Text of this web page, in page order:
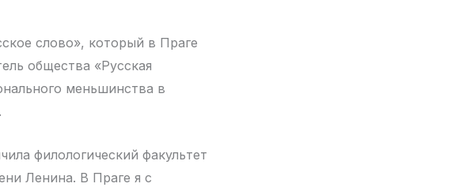
слово», который в Праге
общества «Русская
меньшинства в
филологический факультет
Ленина. В Праге я с